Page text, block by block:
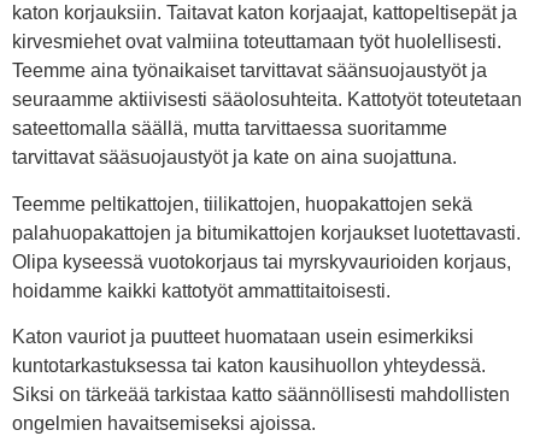
katon korjauksiin. Taitavat katon korjaajat, kattopeltisepät ja
kirvesmiehet ovat valmiina toteuttamaan työt huolellisesti.
Teemme aina työnaikaiset tarvittavat säänsuojaustyöt ja
seuraamme aktiivisesti sääolosuhteita. Kattotyöt toteutetaan
sateettomalla säällä, mutta tarvittaessa suoritamme
tarvittavat sääsuojaustyöt ja kate on aina suojattuna.
Teemme peltikattojen, tiilikattojen, huopakattojen sekä
palahuopakattojen ja bitumikattojen korjaukset luotettavasti.
Olipa kyseessä vuotokorjaus tai myrskyvaurioiden korjaus,
hoidamme kaikki kattotyöt ammattitaitoisesti.
Katon vauriot ja puutteet huomataan usein esimerkiksi
kuntotarkastuksessa tai katon kausihuollon yhteydessä.
Siksi on tärkeää tarkistaa katto säännöllisesti mahdollisten
ongelmien havaitsemiseksi ajoissa.